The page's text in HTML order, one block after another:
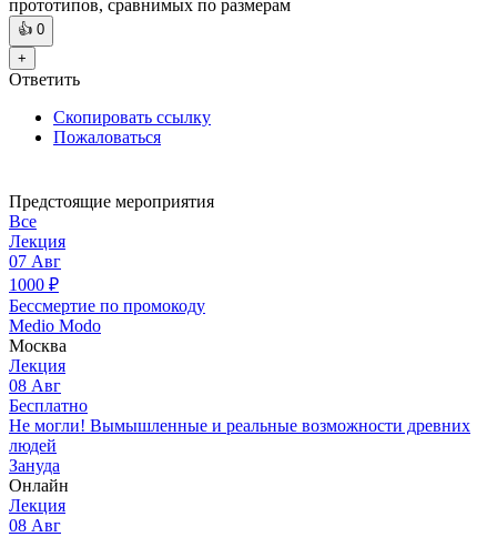
прототипов, сравнимых по размерам
👍 0
+
Ответить
Скопировать ссылку
Пожаловаться
Предстоящие мероприятия
Все
Лекция
07 Авг
1000 ₽
Бессмертие по промокоду
Medio Modo
Москва
Лекция
08 Авг
Бесплатно
Не могли! Вымышленные и реальные возможности древних
людей
Зануда
Онлайн
Лекция
08 Авг